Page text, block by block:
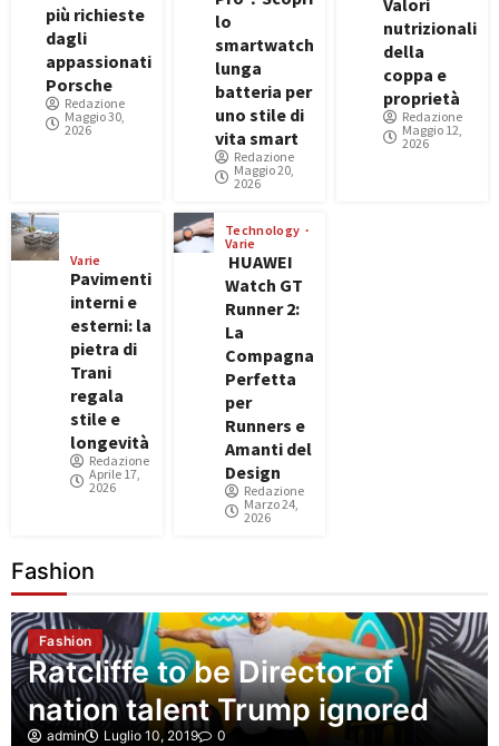
più richieste
dagli
appassionati
Porsche
Redazione
Maggio 30,
2026
lo
smartwatch
lunga
batteria per
uno stile di
vita smart
Redazione
Maggio 20,
2026
Valori
nutrizionali
della
coppa e
proprietà
Redazione
Maggio 12,
2026
Varie
Pavimenti
interni e
esterni: la
pietra di
Trani
regala
stile e
longevità
Redazione
Aprile 17,
2026
Technology
Varie
HUAWEI
Watch GT
Runner 2:
La
Compagna
Perfetta
per
Runners e
Amanti del
Design
Redazione
Marzo 24,
2026
Fashion
Fashion
Ratcliffe to be Director of
nation talent Trump ignored
admin Luglio 10, 2019 0